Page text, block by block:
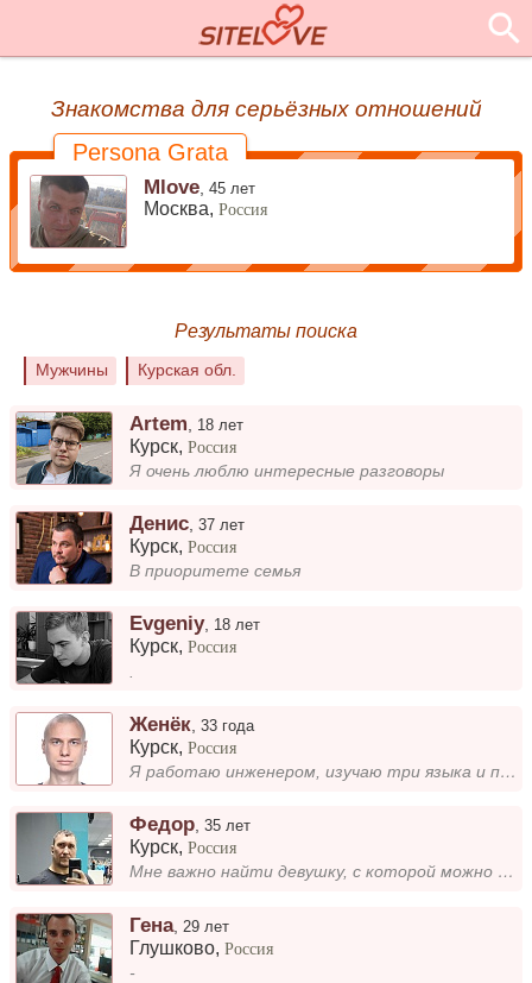
Знакомства для серьёзных отношений
Persona Grata
Mlove ,45 лет
Москва,Россия
Результаты поиска
Мужчины Курская обл.
Artem 18 лет
Курск,Россия
Я очень люблю интересные разговоры
Денис ,37 лет
Курск,Россия
В приоритете семья
Evgeniy, 18 лет
Курск,Россия
Женёк ,33 года
Курск,Россия
Я работаю инженером, изучаю три языка и пишу книгу. Мне нравится сочетать техническое мышление с творчеством. В свободно...
Федор ,35 лет
Курск,Россия
Мне важно найти девушку, с которой можно построить доверительные и искренние отношения. Люблю общение, совместные прогул...
Гена, 29 лет
Глушково,Россия
-